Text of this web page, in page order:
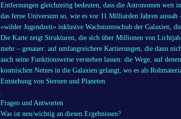
Entfernungen gleichzeitig bedeuten, dass die Astronomen weit
das ferne Universum so, wie es vor 11 Milliarden Jahren
»wilder Jugendzeit« inklusive Wachstumsschub der Galaxien,
Die Karte zeigt Strukturen, die sich über Millionen von
mehr – genauer: auf umfangreichere Kartierungen, die dann
auch seine Funktionsweise verstehen lassen: die Wege, auf
kosmischen Netzes in die Galaxien gelangt, wo es als
Entstehung von Sternen und Planeten.
.
Fragen und Antworten
Was ist neu/wichtig an diesen Ergebnissen?